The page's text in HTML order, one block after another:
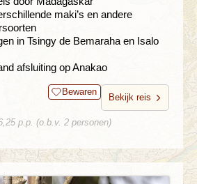
maki’s en andere
in Tsingy de Bemaraha en Isalo
afsluiting op Anakao
Bewaren
Bekijk reis
p.p. (o.b.v. 2 personen)